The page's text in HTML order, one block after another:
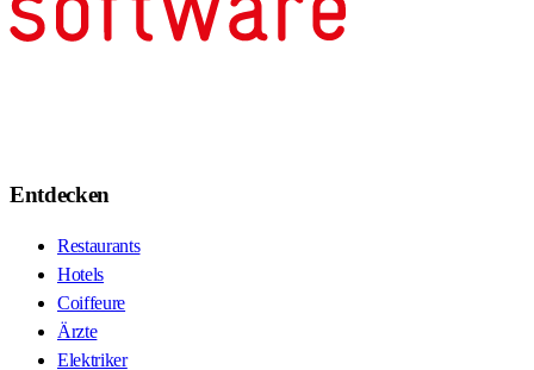
Entdecken
Restaurants
Hotels
Coiffeure
Ärzte
Elektriker